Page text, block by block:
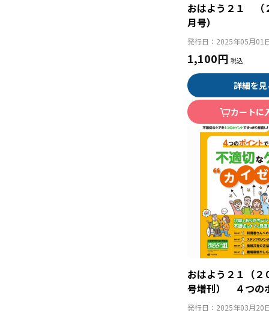
おはよう２１ （
月号）
発行日： 2025年05月01
1,100円
詳細を
カートに
おはよう２１（２
号増刊） ４つの
直し！ 不適切な
発行日： 2025年03月20